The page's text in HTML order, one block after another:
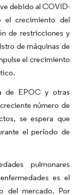
debido al COVID-
el crecimiento del
de restricciones y
de máquinas de
el crecimiento
de EPOC y otras
número de
se espera que
el período de
pulmonares
es el
del mercado. Por